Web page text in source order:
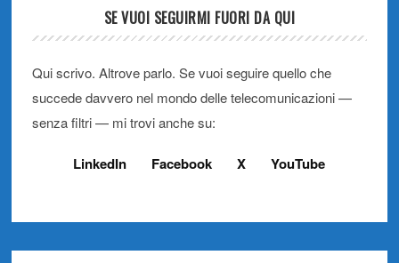
SE VUOI SEGUIRMI FUORI DA QUI
Qui scrivo. Altrove parlo. Se vuoi seguire quello che
succede davvero nel mondo delle telecomunicazioni —
senza filtri — mi trovi anche su:
LinkedIn Facebook X YouTube